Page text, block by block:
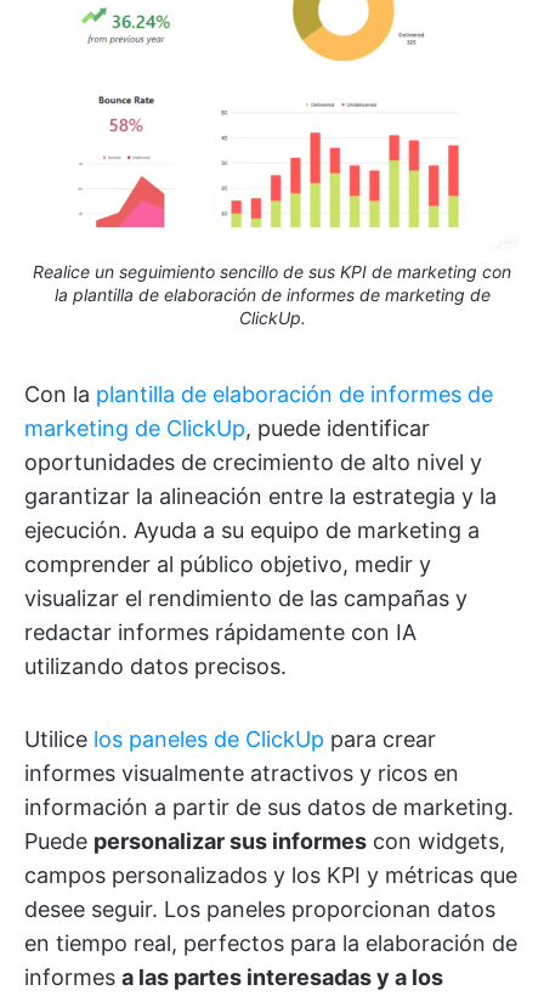
Realice un seguimiento sencillo de sus KPI de marketing con
la plantilla de elaboración de informes de marketing de
ClickUp.
Con la plantilla de elaboración de informes de
marketing de ClickUp, puede identificar
oportunidades de crecimiento de alto nivel y
garantizar la alineación entre la estrategia y la
ejecución. Ayuda a su equipo de marketing a
comprender al público objetivo, medir y
visualizar el rendimiento de las campañas y
redactar informes rápidamente con IA
utilizando datos precisos.
Utilice los paneles de ClickUp para crear
informes visualmente atractivos y ricos en
información a partir de sus datos de marketing.
Puede personalizar sus informes con widgets,
campos personalizados y los KPI y métricas que
desee seguir. Los paneles proporcionan datos
en tiempo real, perfectos para la elaboración de
informes a las partes interesadas y a los